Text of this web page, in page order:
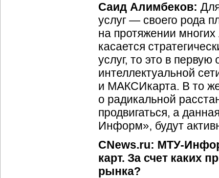
Саид Алимбеков:
услуг — своего рода
на протяжении
касается
услуг, то это в
интеллектуальной
и МАКСИкарта. В то
о радикальной
продвигаться, а
Информ», будут
CNews.ru: МТУ-
карт. За счет каких
рынка?